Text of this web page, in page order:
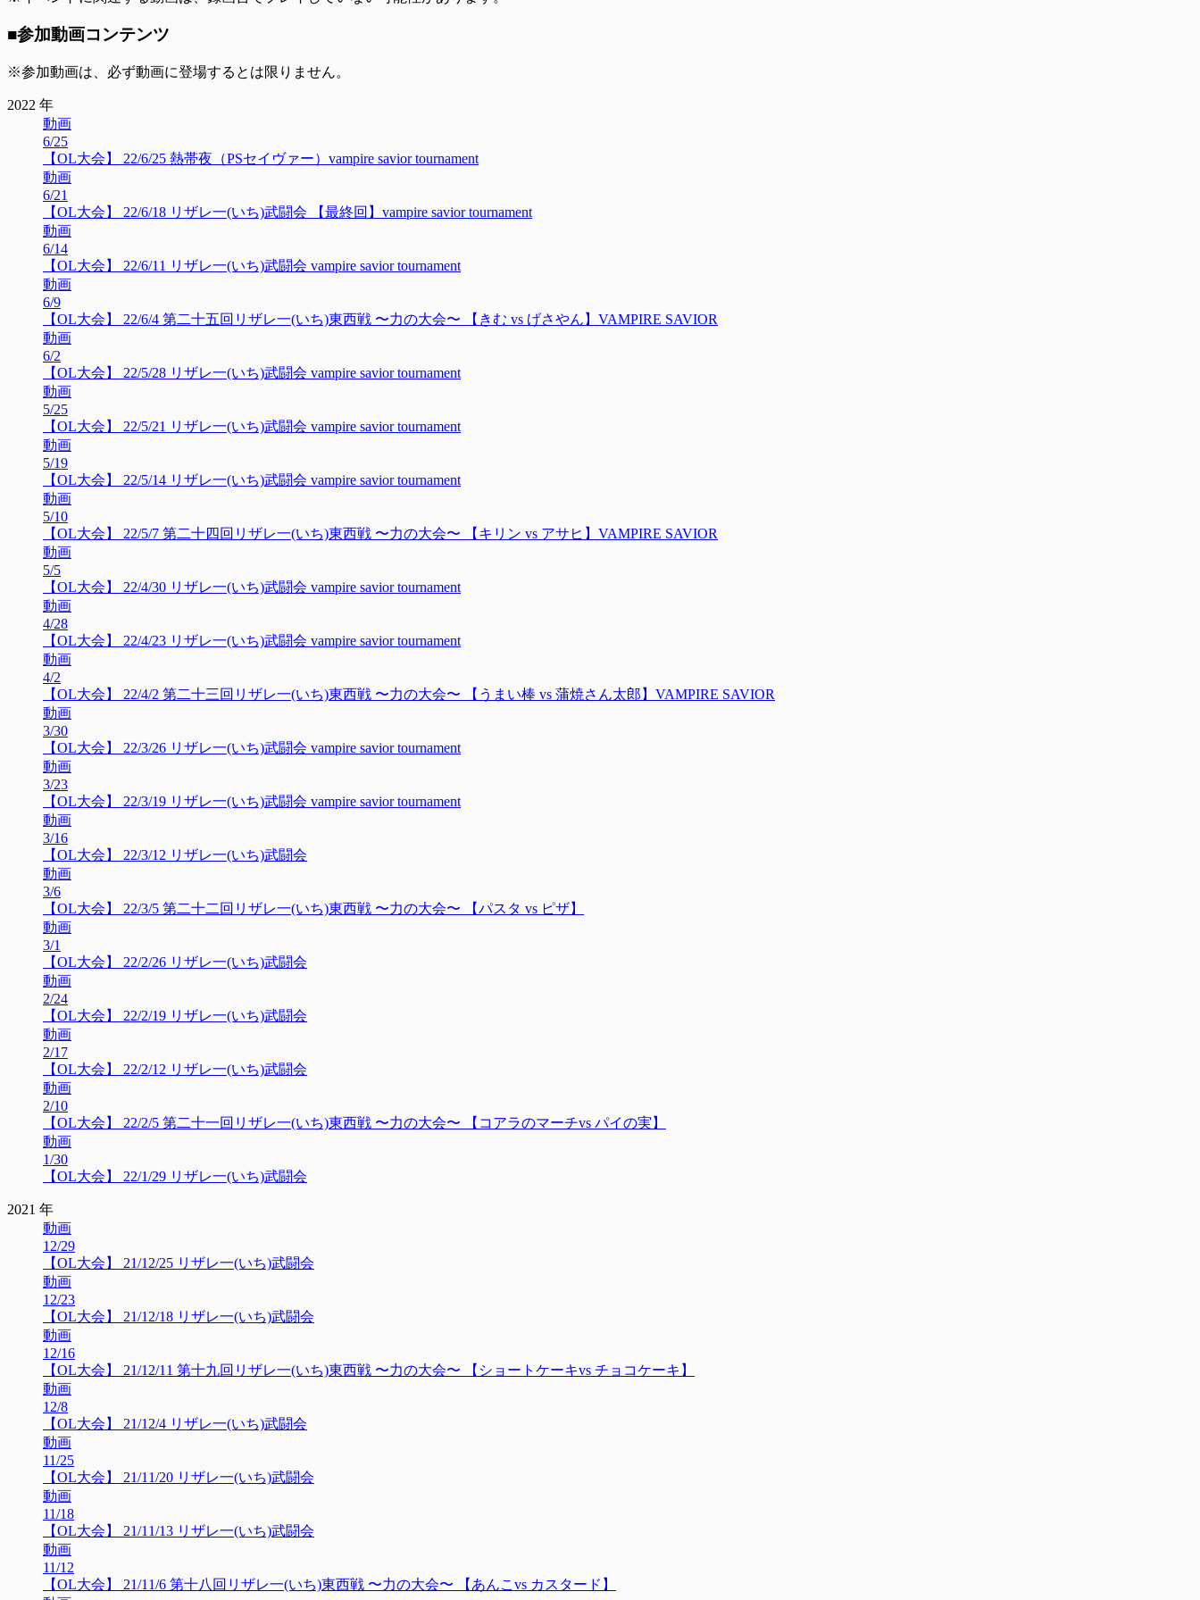
■参加動画コンテンツ
※参加動画は、必ず動画に登場するとは限りません。
2022 年
動画
6/25
【OL大会】 22/6/25 熱帯夜（PSセイヴァー）vampire savior tournament
動画
6/21
【OL大会】 22/6/18 リザレ一(いち)武闘会 【最終回】vampire savior tournament
動画
6/14
【OL大会】 22/6/11 リザレ一(いち)武闘会 vampire savior tournament
動画
6/9
【OL大会】 22/6/4 第二十五回リザレ一(いち)東西戦 〜力の大会〜 【きむ vs げさやん】VAMPIRE SAVIOR
動画
6/2
【OL大会】 22/5/28 リザレ一(いち)武闘会 vampire savior tournament
動画
5/25
【OL大会】 22/5/21 リザレ一(いち)武闘会 vampire savior tournament
動画
5/19
【OL大会】 22/5/14 リザレ一(いち)武闘会 vampire savior tournament
動画
5/10
【OL大会】 22/5/7 第二十四回リザレ一(いち)東西戦 〜力の大会〜 【キリン vs アサヒ】VAMPIRE SAVIOR
動画
5/5
【OL大会】 22/4/30 リザレ一(いち)武闘会 vampire savior tournament
動画
4/28
【OL大会】 22/4/23 リザレ一(いち)武闘会 vampire savior tournament
動画
4/2
【OL大会】 22/4/2 第二十三回リザレ一(いち)東西戦 〜力の大会〜 【うまい棒 vs 蒲焼さん太郎】VAMPIRE SAVIOR
動画
3/30
【OL大会】 22/3/26 リザレ一(いち)武闘会 vampire savior tournament
動画
3/23
【OL大会】 22/3/19 リザレ一(いち)武闘会 vampire savior tournament
動画
3/16
【OL大会】 22/3/12 リザレ一(いち)武闘会
動画
3/6
【OL大会】 22/3/5 第二十二回リザレ一(いち)東西戦 〜力の大会〜 【パスタ vs ピザ】
動画
3/1
【OL大会】 22/2/26 リザレ一(いち)武闘会
動画
2/24
【OL大会】 22/2/19 リザレ一(いち)武闘会
動画
2/17
【OL大会】 22/2/12 リザレ一(いち)武闘会
動画
2/10
【OL大会】 22/2/5 第二十一回リザレ一(いち)東西戦 〜力の大会〜 【コアラのマーチvs パイの実】
動画
1/30
【OL大会】 22/1/29 リザレ一(いち)武闘会
2021 年
動画
12/29
【OL大会】 21/12/25 リザレ一(いち)武闘会
動画
12/23
【OL大会】 21/12/18 リザレ一(いち)武闘会
動画
12/16
【OL大会】 21/12/11 第十九回リザレ一(いち)東西戦 〜力の大会〜 【ショートケーキvs チョコケーキ】
動画
12/8
【OL大会】 21/12/4 リザレ一(いち)武闘会
動画
11/25
【OL大会】 21/11/20 リザレ一(いち)武闘会
動画
11/18
【OL大会】 21/11/13 リザレ一(いち)武闘会
動画
11/12
【OL大会】 21/11/6 第十八回リザレ一(いち)東西戦 〜力の大会〜 【あんこvs カスタード】